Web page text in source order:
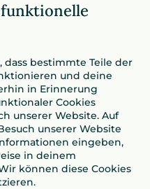
funktionelle
dass bestimmte Teile der
und deine
in Erinnerung
Cookies
unserer Website. Auf
unserer Website
eingeben,
in deinem
können diese Cookies